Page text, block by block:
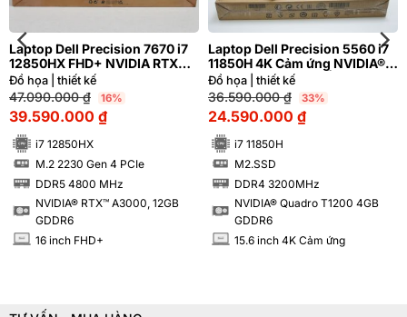
Laptop Dell Precision 7670 i7
12850HX FHD+ NVIDIA RTX
A3000 12GB GDDR6
Đồ họa | thiết kế
47.090.000₫ 16%
39.590.000 ₫
i7 12850HX
SSD M.2 2230 Gen 4 PCIe
DDR5 4800 MHz
NVIDIA® RTX™ A3000, 12GB
GDDR6
INCH 16 inch FHD+
Laptop Dell Precision 5560 i7
11850H 4K Cảm ứng NVIDIA®
Quadro T1200 4GB | Hàng
xách tay 99%
Đồ họa | thiết kế
36.590.000₫ 33%
24.590.000 ₫
i7 11850H
SSD M2.SSD
DDR4 3200MHz
NVIDIA® Quadro T1200 4GB
GDDR6
INCH 15.6 inch 4K Cảm ứng